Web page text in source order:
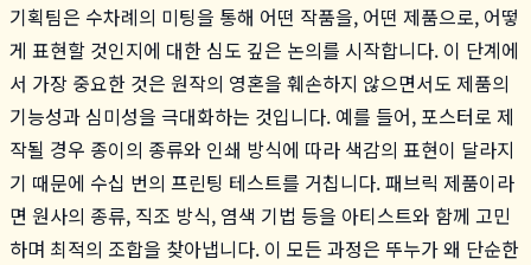
기획팀은 수차례의 미팅을 통해 어떤 작품을, 어떤 제품으로, 어떻
게 표현할 것인지에 대한 심도 깊은 논의를 시작합니다. 이 단계에
서 가장 중요한 것은 원작의 영혼을 훼손하지 않으면서도 제품의
기능성과 심미성을 극대화하는 것입니다. 예를 들어, 포스터로 제
작될 경우 종이의 종류와 인쇄 방식에 따라 색감의 표현이 달라지
기 때문에 수십 번의 프린팅 테스트를 거칩니다. 패브릭 제품이라
면 원사의 종류, 직조 방식, 염색 기법 등을 아티스트와 함께 고민
하며 최적의 조합을 찾아냅니다. 이 모든 과정은 뚜누가 왜 단순한